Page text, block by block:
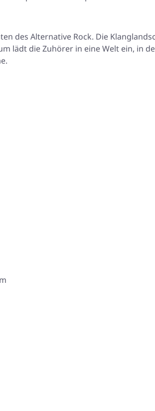
des Alternative Rock. Die
lädt die Zuhörer in eine Welt ein, in